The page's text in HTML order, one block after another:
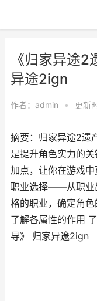
《归家异途
异途2ign
作者： admin • 更新
摘要：归家异途2遗
是提升角色实力的
加点，让你在游戏
职业选择——从职业
格的职业，确定角
了解各属性的作用
导》 归家异途2ign